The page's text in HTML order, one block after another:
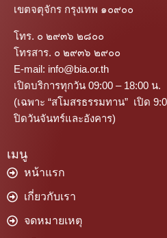
เขตจตุจักร กรุงเทพ ๑๐๙๐๐
โทร. ๐ ๒๙๓๖ ๒๘๐๐
โทรสาร. ๐ ๒๙๓๖ ๒๙๐๐
E-mail: info@bia.or.th
เปิดบริการทุกวัน 09:00 – 18:00 น.
(เฉพาะ “สโมสรธรรมทาน” เปิด
ปิดวันจันทร์และอังคาร)
เมนู
หน้าแรก
เกี่ยวกับเรา
จดหมายเหตุ